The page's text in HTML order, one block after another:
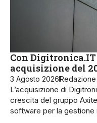
Con
acquisizione del
3 Agosto 2026
L’acquisizione di
crescita del gruppo
software per la gestione